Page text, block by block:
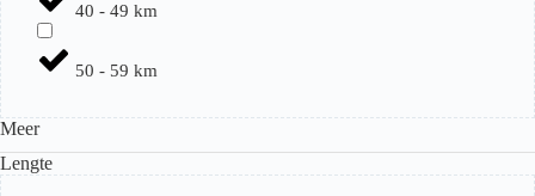
40 - 49 km
50 - 59 km
Meer
Lengte